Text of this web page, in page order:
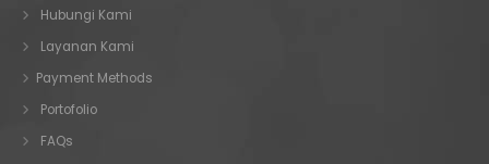
Hubungi Kami
Layanan Kami
Payment Methods
Portofolio
FAQs